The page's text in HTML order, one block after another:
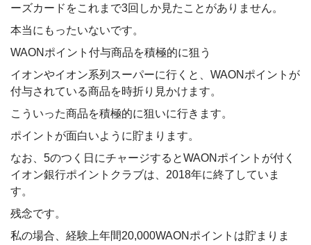
ーズカードをこれまで3回しか見たことがありません。
本当にもったいないです。
WAONポイント付与商品を積極的に狙う
イオンやイオン系列スーパーに行くと、WAONポイントが
付与されている商品を時折り見かけます。
こういった商品を積極的に狙いに行きます。
ポイントが面白いように貯まります。
なお、5のつく日にチャージするとWAONポイントが付く
イオン銀行ポイントクラブは、2018年に終了していま
す。
残念です。
私の場合、経験上年間20,000WAONポイントは貯まりま